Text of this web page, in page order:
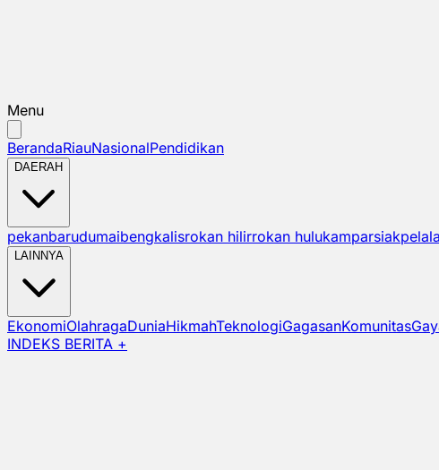
Menu
BerandaRiauNasionalPendidikan
DAERAH
pekanbarudumaibengkalisrokan hilirrokan hulukamparsiak
LAINNYA
EkonomiOlahragaDuniaHikmahTeknologiGagasanKomunitas
INDEKS BERITA +